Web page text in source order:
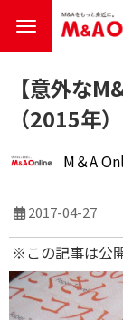
【意外な
（2015年）
M＆A
2017-04-27
※この記事は公